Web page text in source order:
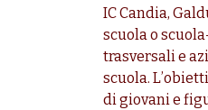
IC Candia,
scuola o
trasversali e
scuola.
di giovani e